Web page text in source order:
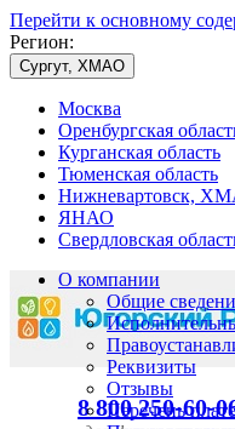
Перейти к основному
Регион:
Сургут, ХМАО
Москва
Оренбургская
Курганская область
Тюменская область
Нижневартовск,
ЯНАО
Свердловская
8 800 250-60-
О компании
Общие
Реквизиты
Отзывы
Перечень